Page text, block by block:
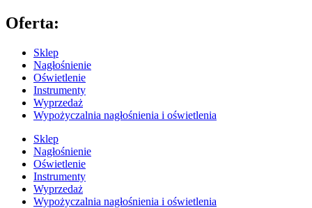
Oferta:
Sklep
Nagłośnienie
Oświetlenie
Instrumenty
Wyprzedaż
Wypożyczalnia nagłośnienia i oświetlenia
Sklep
Nagłośnienie
Oświetlenie
Instrumenty
Wyprzedaż
Wypożyczalnia nagłośnienia i oświetlenia